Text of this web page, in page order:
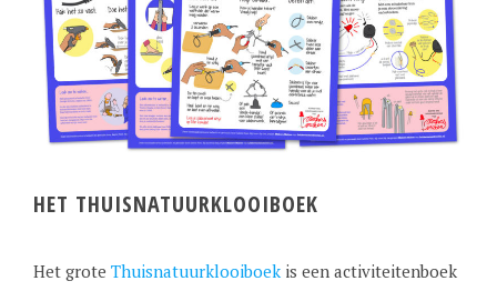
HET THUISNATUURKLOOIBOEK
Het grote Thuisnatuurklooiboekis een activiteitenboek